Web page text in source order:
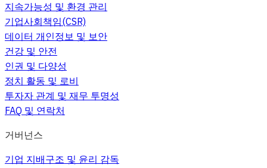
지속가능성 및 환경 관리
기업사회책임(CSR)
데이터 개인정보 및 보안
건강 및 안전
인권 및 다양성
정치 활동 및 로비
투자자 관계 및 재무 투명성
FAQ 및 연락처
거버넌스
기업 지배구조 및 윤리 감독